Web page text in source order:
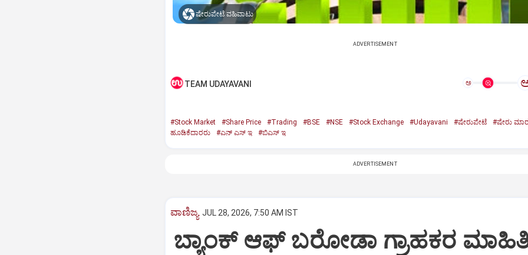
ಷೇರುಪೇಟೆ ವಹಿವಾಟು
ADVERTISEMENT
TEAM UDAYAVANI ಅ
#Stock Market #Share Price #Trading #BSE #NSE #Stock Exchange #Udayavani #ಷೇರುಪೇಟೆ
#ಷೇರು
ಹೂಡಿಕೆದಾರರು
#ಎನ್‌ ಎಸ್‌ ಇ #ಬಿಎಸ್‌ ಇ
ADVERTISEMENT
ವಾಣಿಜ್ಯ JUL 28, 2026, 7:50 AM IST
ಬ್ಯಾಂಕ್ ಆಫ್ ಬರೋಡಾ ಗ್ರಾಹಕರ